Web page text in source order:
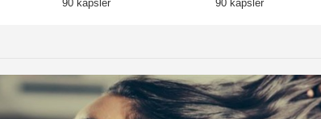
90 kapsler
90 kapsler